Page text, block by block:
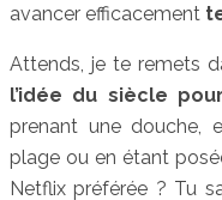
avancer efficacement
Attends, je te remets
l’idée du siècle
prenant une douche,
plage ou en étant
Netflix préférée ? Tu